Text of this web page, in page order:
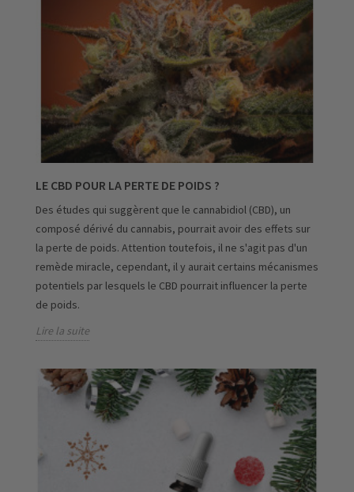
LE CBD POUR LA PERTE DE POIDS ?
Des études qui suggèrent que le cannabidiol (CBD), un
composé dérivé du cannabis, pourrait avoir des effets sur
la perte de poids. Attention toutefois, il ne s'agit pas d'un
remède miracle, cependant, il y aurait certains mécanismes
potentiels par lesquels le CBD pourrait influencer la perte
de poids.
Lire la suite